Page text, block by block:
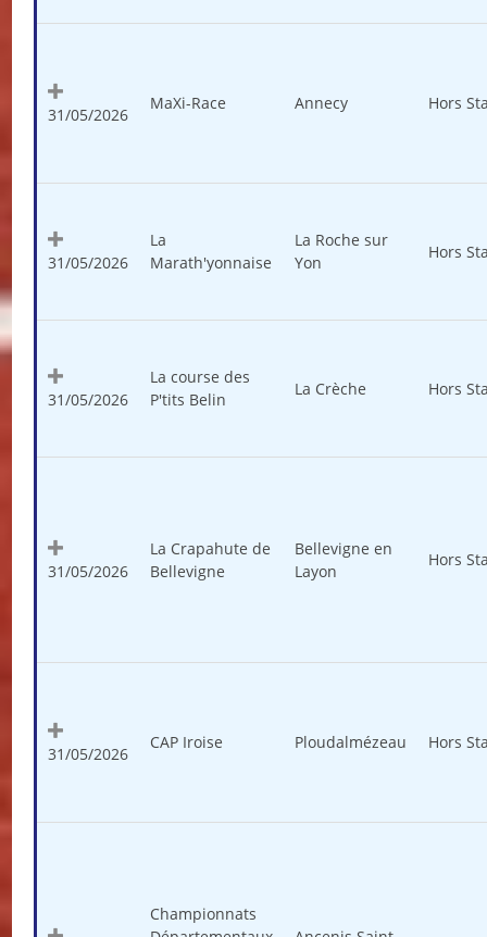
31/05/2026
MaXi-Race Annecy Hors
31/05/2026
La
Marath'yonnaise
La Roche sur
Yon
Hors
31/05/2026
La course des
P'tits Belin
La Crèche Hors
31/05/2026
La Crapahute de
Bellevigne
Bellevigne en
Layon
Hors
31/05/2026
CAP Iroise Ploudalmézeau Hors
Championnats